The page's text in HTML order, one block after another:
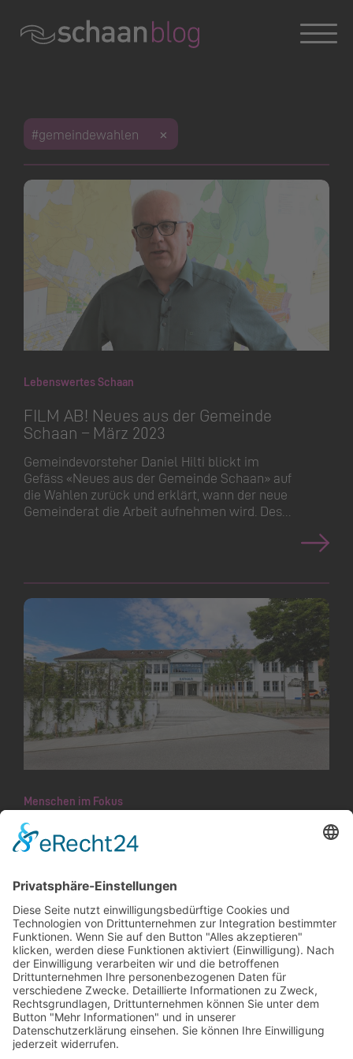
Konversation wird geladen
Konversation wird geladen
Dies ist das Weblog der Gemeinde Schaan. Haben Sie
Fragen zum Blog oder zu einem Beitrag?
Sie erreichen uns unterblog@schaan.lioder Tel. +423
237 72 00.
Offizielle Webseite der Gemeinde Schaan
Impressum
Datenschutz
Konversation wird geladen
Konversation wird geladen
Konversation wird geladen
Konversation wird geladen
Konversation wird geladen
#gemeindewahlen
Lebenswertes Schaan
FILM AB! Neues aus der Gemeinde
Schaan – März 2023
Gemeinde­vorsteher Daniel Hilti blickt im
Gefäss «Neues aus der Gemeinde Schaan» auf
die Wahlen zurück und erklärt, wann der neue
Gemeinderat die Arbeit aufnehmen wird. Des…
Menschen im Fokus
Der neue Gemeinderat hat viel vor
kommenden vier Jahre die Geschicke der
Gemeinde lenken wird. Für die «alten» und
«neuen» Gemeinde­rats­mitglieder rund um
Vorsteher…